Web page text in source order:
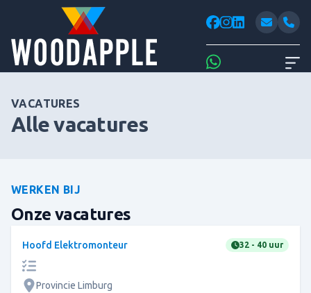
facebook
instagram
linkedin
Whatsapp
VACATURES
Alle vacatures
WERKEN BIJ
Onze vacatures
Hoofd Elektromonteur 32 - 40 uur
Provincie Limburg